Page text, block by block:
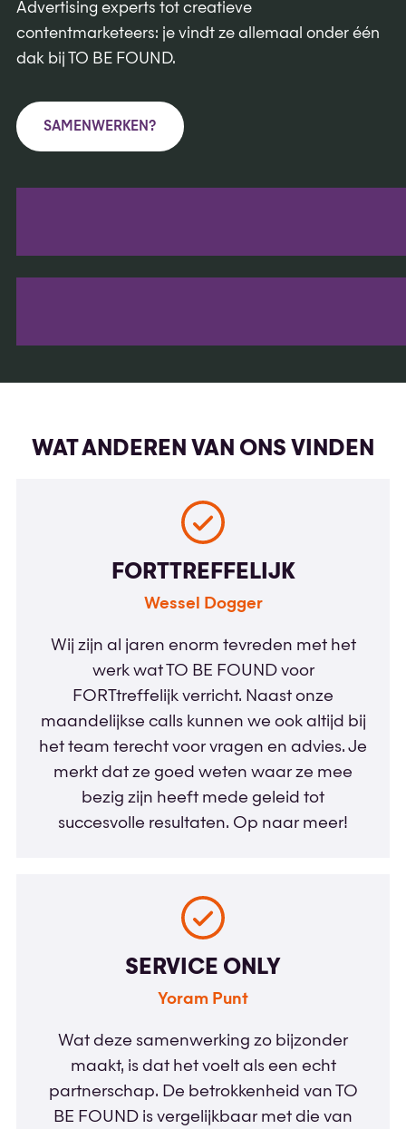
Advertising experts tot creatieve
contentmarketeers: je vindt ze allemaal onder één
dak bij TO BE FOUND.
SAMENWERKEN?
WAT ANDEREN VAN ONS VINDEN
FORTTREFFELIJK
Wessel Dogger
Wij zijn al jaren enorm tevreden met het
werk wat TO BE FOUND voor
FORTtreffelijk verricht. Naast onze
maandelijkse calls kunnen we ook altijd bij
het team terecht voor vragen en advies. Je
merkt dat ze goed weten waar ze mee
bezig zijn heeft mede geleid tot
succesvolle resultaten. Op naar meer!
SERVICE ONLY
Yoram Punt
Wat deze samenwerking zo bijzonder
maakt, is dat het voelt als een echt
partnerschap. De betrokkenheid van TO
BE FOUND is vergelijkbaar met die van